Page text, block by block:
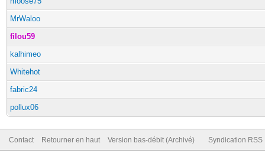
MrWaloo
filou59
kalhimeo
Whitehot
fabric24
pollux06
Contact Retourner en haut Version bas-débit (Archivé) Syndication RSS